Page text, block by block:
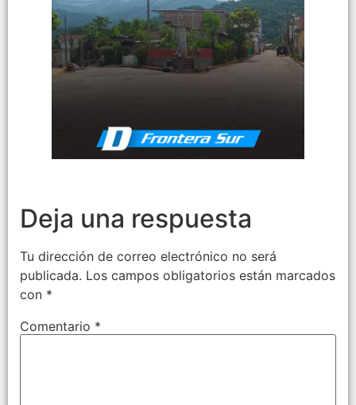
Deja una respuesta
Tu dirección de correo electrónico no será
publicada. Los campos obligatorios están marcados
con *
Comentario *